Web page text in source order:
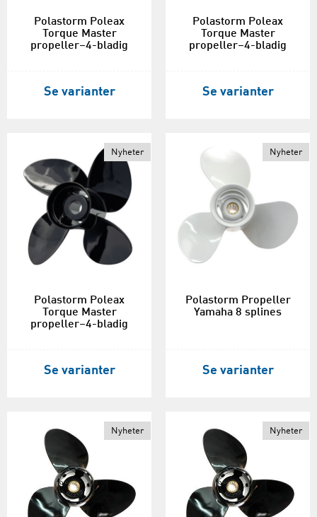
Polastorm Poleax
Torque Master
propeller–4-bladig
Se varianter
Polastorm Poleax
Torque Master
propeller–4-bladig
Se varianter
Nyheter
Polastorm Poleax
Torque Master
propeller–4-bladig
Se varianter
Nyheter
Polastorm Propeller
Yamaha 8 splines
Se varianter
Nyheter Nyheter